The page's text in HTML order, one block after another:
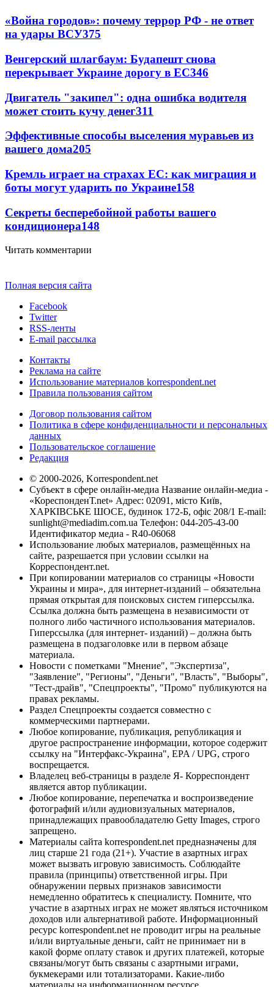
«Война городов»: почему террор РФ - не ответ
на удары ВСУ375
Венгерский шлагбаум: Будапешт снова
перекрывает Украине дорогу в ЕС346
Двигатель "закипел": одна ошибка водителя
может стоить кучу денег311
Эффективные способы выселения муравьев из
вашего дома205
Кремль играет на страхах ЕС: как миграция и
боты могут ударить по Украине158
Секреты бесперебойной работы вашего
кондиционера148
Читать комментарии
Полная версия сайта
Facebook
Twitter
RSS-ленты
E-mail рассылка
Контакты
Реклама на сайте
Использование материалов korrespondent.net
Правила пользования сайтом
Договор пользования сайтом
Политика в сфере конфиденциальности и персональных
данных
Пользовательское соглашение
Редакция
© 2000-2026, Korrespondent.net
Субъект в сфере онлайн-медиа Название онлайн-медиа -
«КореспонденТ.net» Адрес: 02091, місто Київ,
ХАРКІВСЬКЕ ШОСЕ, будинок 172-Б, офіс 208/1 E-mail:
sunlight@mediadim.com.ua Телефон: 044-205-43-00
Идентификатор медиа - R40-06068
Использование любых материалов, размещённых на
сайте, разрешается при условии ссылки на
Корреспондент.net.
При копировании материалов со страницы «Новости
Украины и мира», для интернет-изданий – обязательна
прямая открытая для поисковых систем гиперссылка.
Ссылка должна быть размещена в независимости от
полного либо частичного использования материалов.
Гиперссылка (для интернет- изданий) – должна быть
размещена в подзаголовке или в первом абзаце
материала.
Новости с пометками "Мнение", "Экспертиза",
"Заявление", "Регионы", "Деньги", "Власть", "Выборы",
"Тест-драйв", "Спецпроекты", "Промо" публикуются на
правах рекламы.
Раздел Спецпроекты создается совместно с
коммерческими партнерами.
Любое копирование, публикация, републикация и
другое распространение информации, которое содержит
ссылку на "Интерфакс-Украина", EPA / UPG, строго
воспрещается.
Владелец веб-страницы в разделе Я- Корреспондент
является автор публикации.
Любое копирование, перепечатка и воспроизведение
фотографий и/или аудиовизуальных материалов,
принадлежащих правообладателю Getty Images, строго
запрещено.
Материалы сайта korrespondent.net предназначены для
лиц старше 21 года (21+). Участие в азартных играх
может вызвать игровую зависимость. Соблюдайте
правила (принципы) ответственной игры. При
обнаружении первых признаков зависимости
немедленно обратитесь к специалисту. Помните, что
участие в азартных играх не может являться источником
доходов или альтернативой работе. Информационный
ресурс korrespondent.net не проводит игры на реальные
и/или виртуальные деньги, сайт не принимает ни в
какой форме оплату ставок и других платежей, которые
связаны/могут быть связаны с азартными играми,
букмекерами или тотализаторами. Какие-либо
материалы на информационном ресурсе